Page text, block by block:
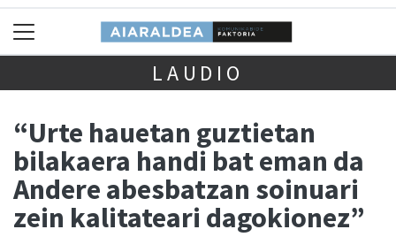
LAUDIO
“Urte hauetan guztietan
bilakaera handi bat eman da
Andere abesbatzan soinuari
zein kalitateari dagokionez”